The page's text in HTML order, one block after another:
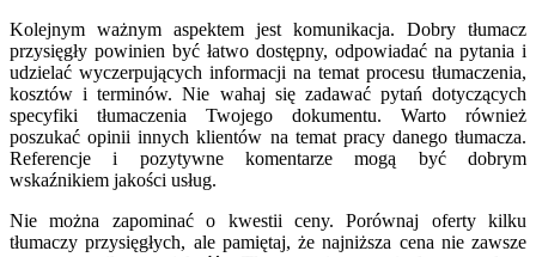
Kolejnym ważnym aspektem jest komunikacja. Dobry tłumacz
przysięgły powinien być łatwo dostępny, odpowiadać na pytania i
udzielać wyczerpujących informacji na temat procesu tłumaczenia,
kosztów i terminów. Nie wahaj się zadawać pytań dotyczących
specyfiki tłumaczenia Twojego dokumentu. Warto również
poszukać opinii innych klientów na temat pracy danego tłumacza.
Referencje i pozytywne komentarze mogą być dobrym
wskaźnikiem jakości usług.
Nie można zapominać o kwestii ceny. Porównaj oferty kilku
tłumaczy przysięgłych, ale pamiętaj, że najniższa cena nie zawsze